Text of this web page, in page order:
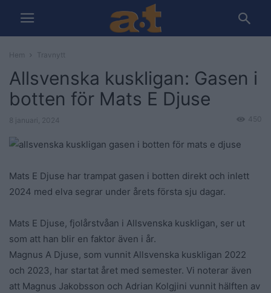
Hem Travnytt
Allsvenska kuskligan: Gasen i
botten för Mats E Djuse
8 januari, 2024 450
Mats E Djuse har trampat gasen i botten direkt och inlett
2024 med elva segrar under årets första sju dagar.
Mats E Djuse, fjolårstvåan i Allsvenska kuskligan, ser ut
som att han blir en faktor även i år.
Magnus A Djuse, som vunnit Allsvenska kuskligan 2022
och 2023, har startat året med semester. Vi noterar även
att Magnus Jakobsson och Adrian Kolgjini vunnit hälften av